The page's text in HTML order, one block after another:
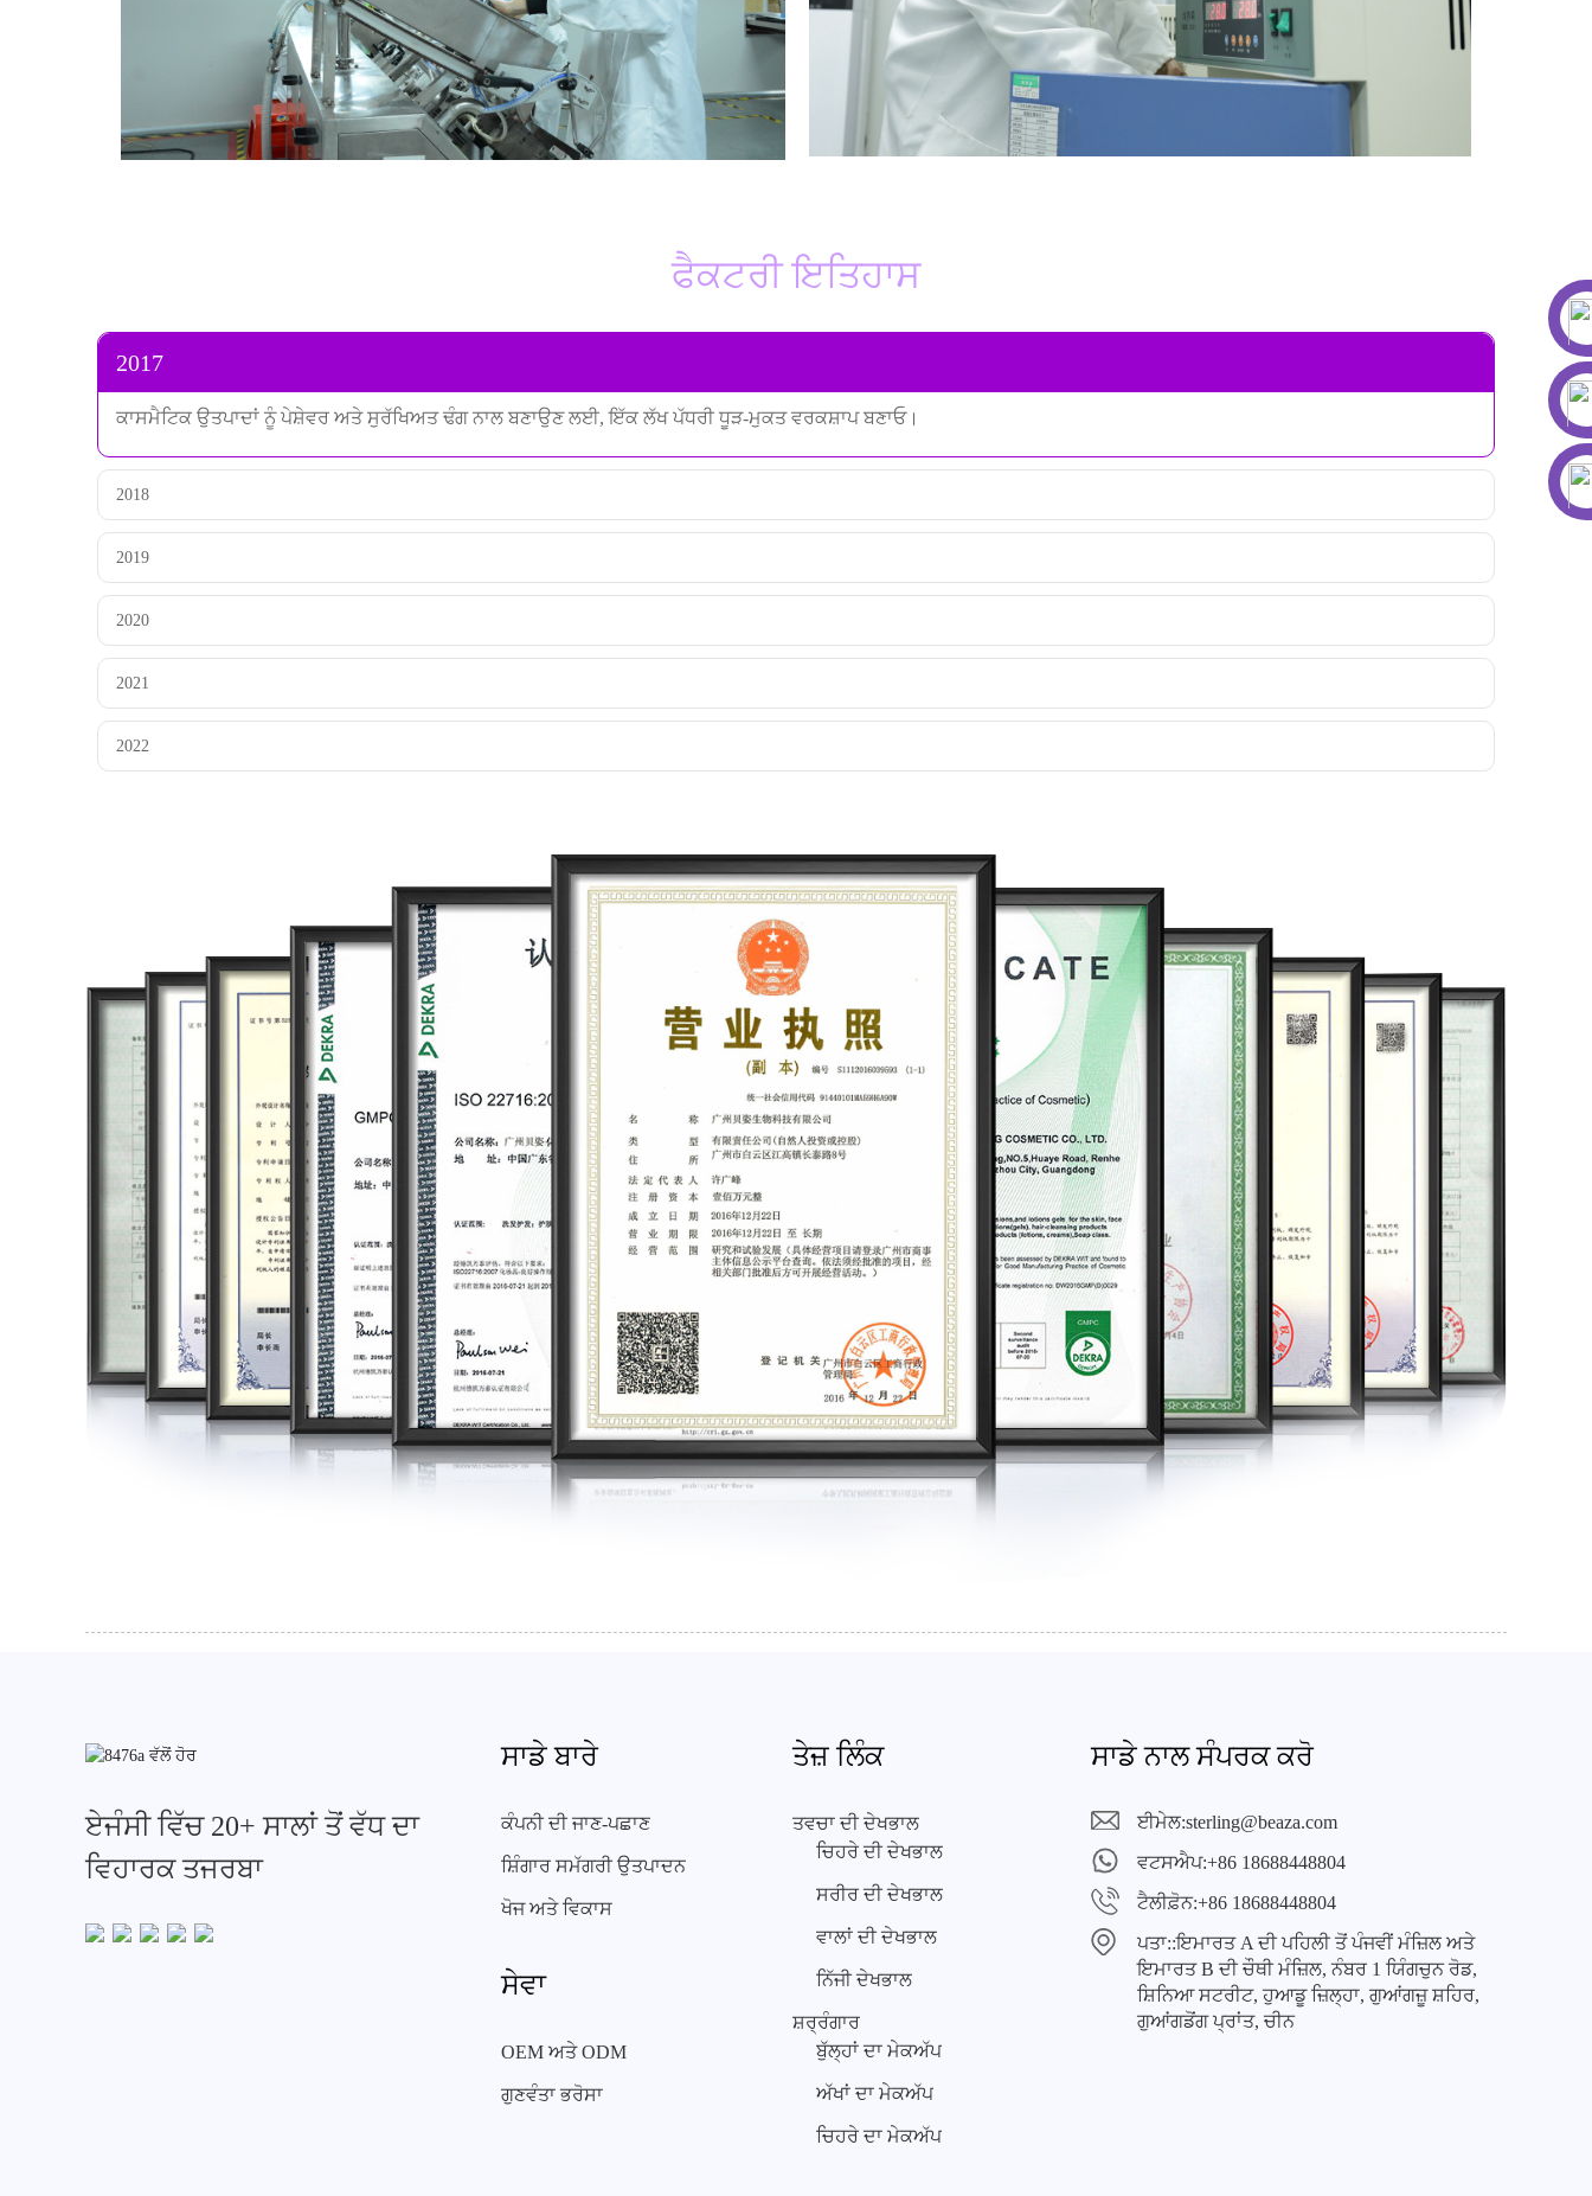
ਫੈਕਟਰੀ ਇਤਿਹਾਸ
2017
ਕਾਸਮੈਟਿਕ ਉਤਪਾਦਾਂ ਨੂੰ ਪੇਸ਼ੇਵਰ ਅਤੇ ਸੁਰੱਖਿਅਤ ਢੰਗ ਨਾਲ ਬਣਾਉਣ ਲਈ, ਇੱਕ ਲੱਖ ਪੱਧਰੀ ਧੂੜ-ਮੁਕਤ ਵਰਕਸ਼ਾਪ ਬਣਾਓ।
2018
2019
2020
2021
2022
ਏਜੰਸੀ ਵਿੱਚ 20+ ਸਾਲਾਂ ਤੋਂ ਵੱਧ ਦਾ
ਵਿਹਾਰਕ ਤਜਰਬਾ
ਸਾਡੇ ਬਾਰੇ
ਕੰਪਨੀ ਦੀ ਜਾਣ-ਪਛਾਣ
ਸ਼ਿੰਗਾਰ ਸਮੱਗਰੀ ਉਤਪਾਦਨ
ਖੋਜ ਅਤੇ ਵਿਕਾਸ
ਸੇਵਾ
OEM ਅਤੇ ODM
ਗੁਣਵੰਤਾ ਭਰੋਸਾ
ਤੇਜ਼ ਲਿੰਕ
ਤਵਚਾ ਦੀ ਦੇਖਭਾਲ
ਚਿਹਰੇ ਦੀ ਦੇਖਭਾਲ
ਸਰੀਰ ਦੀ ਦੇਖਭਾਲ
ਵਾਲਾਂ ਦੀ ਦੇਖਭਾਲ
ਨਿੱਜੀ ਦੇਖਭਾਲ
ਸ਼ਰ੍ਰੰਗਾਰ
ਬੁੱਲ੍ਹਾਂ ਦਾ ਮੇਕਅੱਪ
ਅੱਖਾਂ ਦਾ ਮੇਕਅੱਪ
ਚਿਹਰੇ ਦਾ ਮੇਕਅੱਪ
ਸਾਡੇ ਨਾਲ ਸੰਪਰਕ ਕਰੋ
ਈਮੇਲ:sterling@beaza.com
ਵਟਸਐਪ:+86 18688448804
ਟੈਲੀਫ਼ੋਨ:+86 18688448804
ਪਤਾ::ਇਮਾਰਤ A ਦੀ ਪਹਿਲੀ ਤੋਂ ਪੰਜਵੀਂ ਮੰਜ਼ਿਲ ਅਤੇ
ਇਮਾਰਤ B ਦੀ ਚੌਥੀ ਮੰਜ਼ਿਲ, ਨੰਬਰ 1 ਯਿੰਗਚੁਨ ਰੋਡ,
ਸ਼ਿਨਿਆ ਸਟਰੀਟ, ਹੁਆਡੂ ਜ਼ਿਲ੍ਹਾ, ਗੁਆਂਗਜ਼ੂ ਸ਼ਹਿਰ,
ਗੁਆਂਗਡੋਂਗ ਪ੍ਰਾਂਤ, ਚੀਨ